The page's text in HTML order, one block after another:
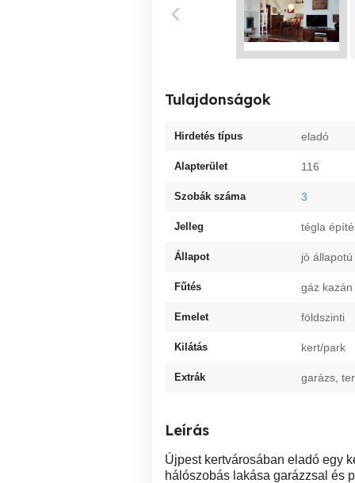
Tulajdonságok
Hirdetés típus eladó
Alapterület 116
Szobák száma 3
Jelleg tégla
Állapot jó állapotú
Fűtés gáz kazán
Emelet földszinti
Kilátás kert/park
Extrák garázs,
Leírás
Újpest kertvárosában eladó egy
hálószobás lakása garázzsal és